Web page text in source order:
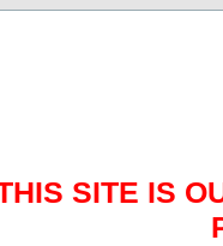
SITE IS